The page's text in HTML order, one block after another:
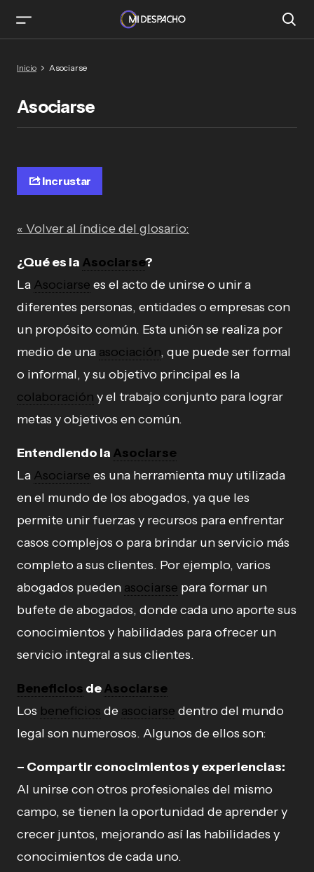
Inicio Asociarse
Asociarse
Incrustar
« Volver al índice del glosario:
¿Qué es la Asociarse?
La Asociarse es el acto de unirse o unir a
diferentes personas, entidades o empresas con
un propósito común. Esta unión se realiza por
medio de una asociación, que puede ser formal
o informal, y su objetivo principal es la
colaboración y el trabajo conjunto para lograr
metas y objetivos en común.
Entendiendo la Asociarse
La Asociarse es una herramienta muy utilizada
en el mundo de los abogados, ya que les
permite unir fuerzas y recursos para enfrentar
casos complejos o para brindar un servicio más
completo a sus clientes. Por ejemplo, varios
abogados pueden asociarse para formar un
bufete de abogados, donde cada uno aporte sus
conocimientos y habilidades para ofrecer un
servicio integral a sus clientes.
Beneficios deAsociarse
Los beneficios de asociarse dentro del mundo
legal son numerosos. Algunos de ellos son:
– Compartir conocimientos y experiencias:
Al unirse con otros profesionales del mismo
campo, se tienen la oportunidad de aprender y
crecer juntos, mejorando así las habilidades y
conocimientos de cada uno.